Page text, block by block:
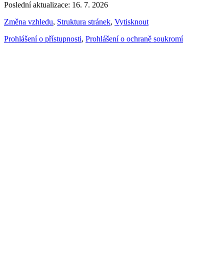
Poslední aktualizace: 16. 7. 2026
Změna vzhledu, Struktura stránek, Vytisknout
Prohlášení o přístupnosti, Prohlášení o ochraně soukromí